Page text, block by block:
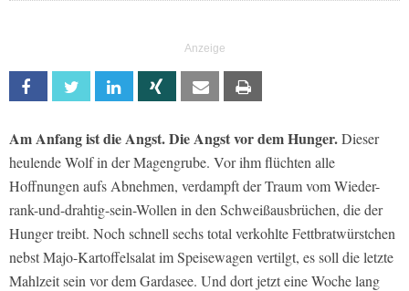
Facebook Twitter Linkedin Xing Email
Am Anfang ist die Angst. Die Angst vor dem Hunger.Dieser
heulende Wolf in der Magengrube. Vor ihm flüchten alle
Hoffnungen aufs Abnehmen, verdampft der Traum vom Wieder-
rank-und-drahtig-sein-Wollen in den Schweißausbrüchen, die der
Hunger treibt. Noch schnell sechs total verkohlte Fettbratwürstchen
nebst Majo-Kartoffelsalat im Speisewagen vertilgt, es soll die letzte
Mahlzeit sein vor dem Gardasee. Und dort jetzt eine Woche lang